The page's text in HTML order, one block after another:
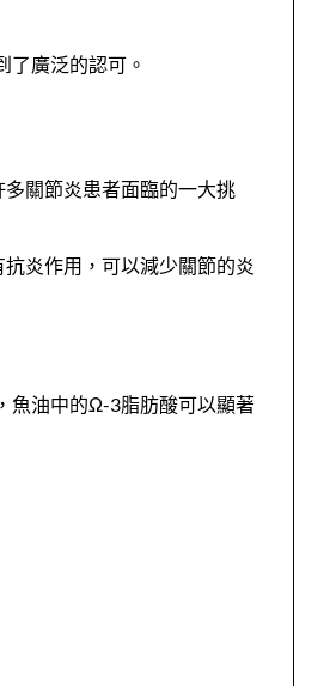
了廣泛的認可。
關節炎患者面臨的一大挑
炎作用，可以減少關節的炎
魚油中的Ω-3脂肪酸可以顯著